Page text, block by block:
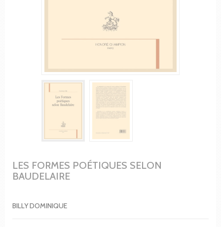
LES FORMES POÉTIQUES SELON
BAUDELAIRE
BILLY DOMINIQUE